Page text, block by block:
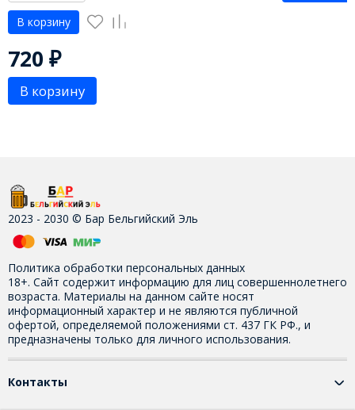
В корзину
720 ₽
В корзину
2023 - 2030 © Бар Бельгийский Эль
Политика обработки персональных данных
18+. Сайт содержит информацию для лиц совершеннолетнего
возраста. Материалы на данном сайте носят
информационный характер и не являются публичной
офертой, определяемой положениями ст. 437 ГК РФ., и
предназначены только для личного использования.
Контакты